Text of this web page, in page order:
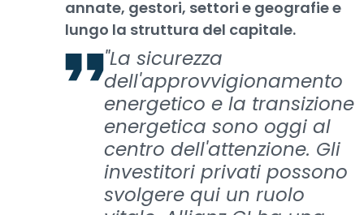
annate, gestori, settori e geografie e
lungo la struttura del capitale.
"La sicurezza
dell'approvvigionamento
energetico e la transizione
energetica sono oggi al
centro dell'attenzione. Gli
investitori privati possono
svolgere qui un ruolo